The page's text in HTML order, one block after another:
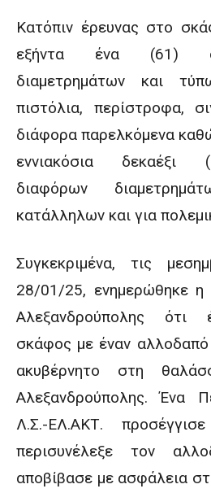
Κατόπιν έρευνας στο
εξήντα ένα (61)
διαμετρημάτων και
πιστόλια, περίστροφα,
διάφορα παρελκόμενα
εννιακόσια δεκαέξι
διαφόρων
κατάλληλων και για
Συγκεκριμένα, τις
28/01/25, ενημερώθηκε η
Αλεξανδρούπολης ότι
σκάφος με έναν αλλοδαπό
ακυβέρνητο στη
Αλεξανδρούπολης. Ένα
Λ.Σ.-ΕΛ.ΑΚΤ.
περισυνέλεξε τον
αποβίβασε με ασφάλεια